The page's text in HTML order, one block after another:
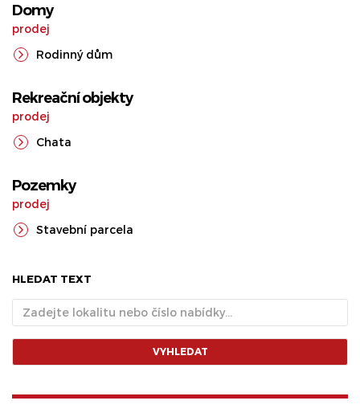
Domy
prodej
Rodinný dům
Rekreační objekty
prodej
Chata
Pozemky
prodej
Stavební parcela
HLEDAT TEXT
VYHLEDAT